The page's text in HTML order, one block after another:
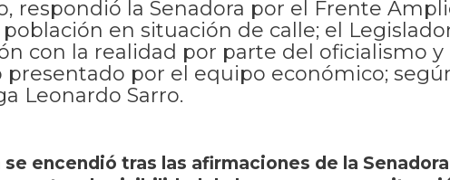
respondió la Senadora por el Frente
en situación de calle; el
con la realidad por parte del oficialismo y
por el equipo económico;
Leonardo Sarro.
encendió tras las afirmaciones de la